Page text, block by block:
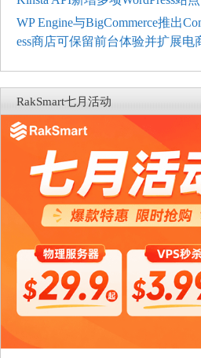
WP Engine与BigCommerce推出
ess商店可保留前台体验并扩展电
RakSmart七月活动